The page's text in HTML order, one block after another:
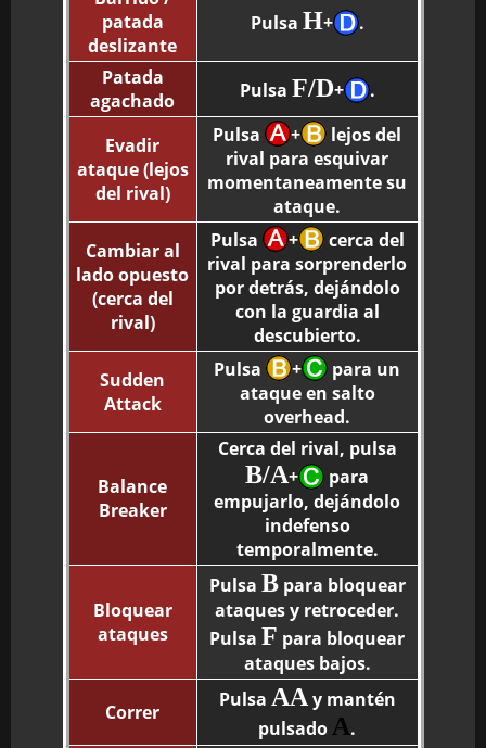
patada
deslizante
Pulsa H+ .
Patada
agachado
Pulsa F/D+ .
Evadir
ataque (lejos
del rival)
Pulsa +
lejos del
rival para esquivar
momentaneamente su
ataque.
Cambiar al
lado opuesto
(cerca del
rival)
Pulsa +
cerca del
rival para sorprenderlo
por detrás, dejándolo
con la guardia al
descubierto.
Sudden
Attack
Pulsa +
para un
ataque en salto
overhead.
Balance
Breaker
Cerca del rival, pulsa
B/A+
para
empujarlo, dejándolo
indefenso
temporalmente.
Bloquear
ataques
Pulsa Bpara bloquear
ataques y retroceder.
Pulsa F para bloquear
ataques bajos.
Correr
Pulsa AAy mantén
pulsado A.